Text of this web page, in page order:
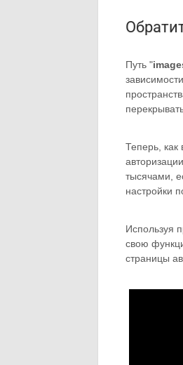
Путь "
Теперь,
тысячами,
настройки
Используя
свою
страницы